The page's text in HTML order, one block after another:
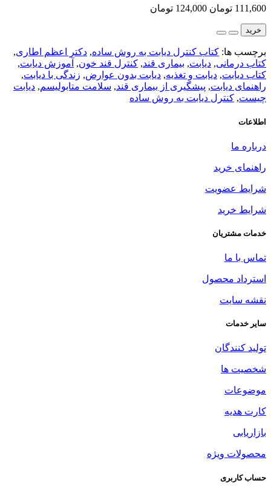
111,600 تومان 124,000 تومان
خرید
برچسب ها: کتاب کنترل دیابت به روش ساده, دکتر اعظم اطاری,
کتاب درمانی, دیابت, بیماری قند, کنترل قند خون, آموزش دیابت,
کتاب دیابت, دیابت و تغذیه, دیابت بدون عوارض, زندگی با دیابت,
راهنمای دیابت, پیشگیری از بیماری قند, سلامت متابولیسم, دیابت
چیست, کنترل دیابت به روش ساده
اطلاعات
درباره ما
راهنمای خرید
شرایط عضویت
شرایط خرید
خدمات مشتریان
تماس با ما
استرداد محصول
نقشه سایت
سایر خدمات
تولید کنندگان
شخصیت ها
موضوعات
کارت هدیه
بازاریابی
محصولات ویژه
حساب کاربری